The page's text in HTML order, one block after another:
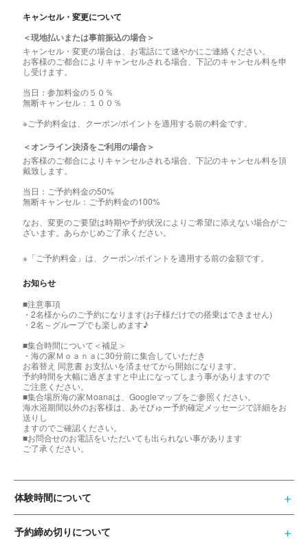
キャンセル・変更について
＜現地払いまたは事前振込の場合＞
キャンセル・変更の場合は、お電話にて速やかにご連絡ください。
お客様のご都合によりキャンセルされる場合、下記のキャンセル料を申
し受けます。
当日：参加料金の５０％
無断キャンセル：１００％
※ご予約料金は、クーポン/ポイントを適用する前の料金です。
＜オンライン決済をご利用の場合＞
お客様のご都合によりキャンセルされる場合、下記のキャンセル料を頂
戴致します。
当日：ご予約料金の50%
無断キャンセル：ご予約料金の100%
なお、変更のご要望は時期や予約状況によりご希望に添えない場合がご
ざいます。あらかじめご了承ください。
※「ご予約料金」は、クーポン/ポイントを適用する前の金額です。
お知らせ
■注意事項
・2名様からのご予約になります(お子様だけでの搭乗はできません)
・2名～グループでも楽しめます♪
■集合時間について＜補足＞
・海の家Ｍｏａｎａに30分前に集合していただき
お着替え 同意書 お支払いを済ませてから開始になります。
予約時間を大幅に過ぎますと中止になってしまう事がありますので
ご注意ください。
■集合場所海の家Ｍoanaは、Googleマップをご参照ください。
海水浴期間以外のお客様は、あそびゅー予約確定メッセージで詳細をお
送りし
ますのでご確認ください。
■お問合せのお電話をいただいても出られない事があります
ご了承ください。
体験時間について
予約締め切りについて